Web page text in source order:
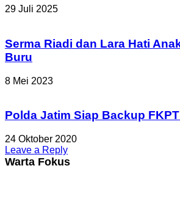
29 Juli 2025
Serma Riadi dan Lara Hati
Buru
8 Mei 2023
Polda Jatim Siap Backup
24 Oktober 2020
Leave a Reply
Warta Fokus